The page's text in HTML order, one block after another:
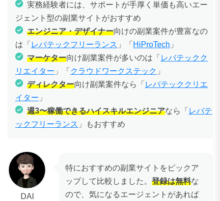
実務経験者には、サポートが手厚く単価も高いエー
ジェント型の副業サイトがおすすめ
エンジニア・デザイナー向けの副業案件が豊富なの
は「 レバテックフリーランス 」「 HiProTech 」
マーケター向け副業案件が多いのは「 レバテックク
リエイター 」「 クラウドワークステック 」
ディレクター向け副業案件なら「 レバテッククリエ
イター 」
週3〜稼働できるハイスキルエンジニアなら「 レバテ
ックフリーランス 」もおすすめ
DAI
特におすすめの副業サイトをピックア
ップして比較しました。 登録は無料な
ので、気になるエージェントがあれば